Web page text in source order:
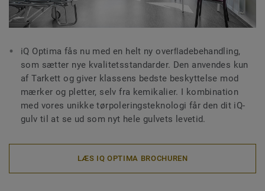
iQ Optima fås nu med en helt ny overﬂadebehandling,
som sætter nye kvalitetsstandarder. Den anvendes kun
af Tarkett og giver klassens bedste beskyttelse mod
mærker og pletter, selv fra kemikalier. I kombination
med vores unikke tørpoleringsteknologi får den dit iQ-
gulv til at se ud som nyt hele gulvets levetid.
LÆS IQ OPTIMA BROCHUREN